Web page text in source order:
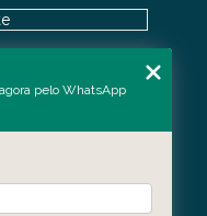
pelo WhatsApp